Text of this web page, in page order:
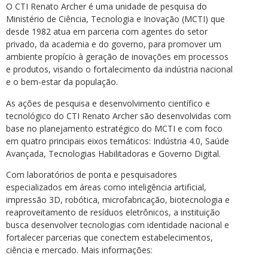
O CTI Renato Archer é uma unidade de pesquisa do
Ministério de Ciência, Tecnologia e Inovação (MCTI) que
desde 1982 atua em parceria com agentes do setor
privado, da academia e do governo, para promover um
ambiente propício à geração de inovações em processos
e produtos, visando o fortalecimento da indústria nacional
e o bem-estar da população.
As ações de pesquisa e desenvolvimento científico e
tecnológico do CTI Renato Archer são desenvolvidas com
base no planejamento estratégico do MCTI e com foco
em quatro principais eixos temáticos: Indústria 4.0, Saúde
Avançada, Tecnologias Habilitadoras e Governo Digital.
Com laboratórios de ponta e pesquisadores
especializados em áreas como inteligência artificial,
impressão 3D, robótica, microfabricação, biotecnologia e
reaproveitamento de resíduos eletrônicos, a instituição
busca desenvolver tecnologias com identidade nacional e
fortalecer parcerias que conectem estabelecimentos,
ciência e mercado. Mais informações: